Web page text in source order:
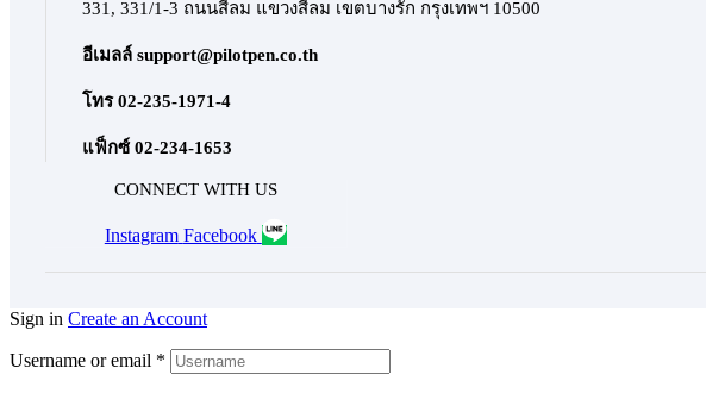
331, 331/1-3 ถนนสีลม แขวงสีลม เขตบางรัก กรุงเทพฯ 10500
อีเมลล์ support@pilotpen.co.th
โทร 02-235-1971-4
แฟ็กซ์ 02-234-1653
CONNECT WITH US
Instagram Facebook
Sign in Create an Account
Username or email *